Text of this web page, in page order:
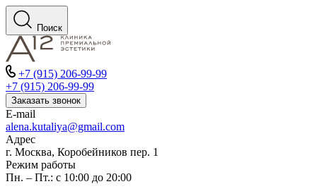
Поиск
+7 (915) 206-99-99
+7 (915) 206-99-99
Заказать звонок
E-mail
alena.kutaliya@gmail.com
Адрес
г. Москва, Коробейников пер. 1
Режим работы
Пн. – Пт.: с 10:00 до 20:00